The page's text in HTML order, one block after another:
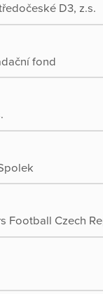
D3, z.s.
fond
Football Czech